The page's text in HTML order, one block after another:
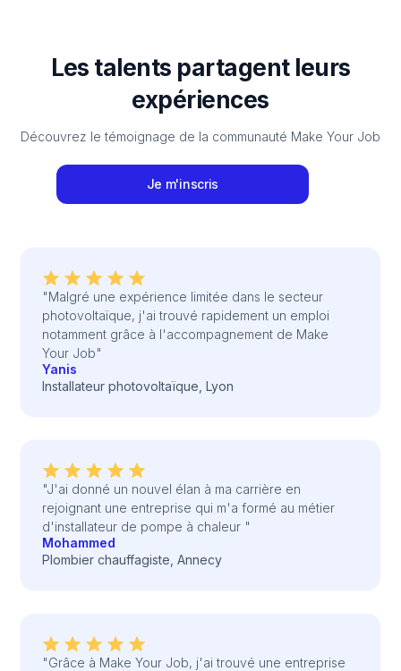
Les talents partagent leurs
expériences
Découvrez le témoignage de la communauté Make Your Job
Je m'inscris
"Malgré une expérience limitée dans le secteur
photovoltaïque, j'ai trouvé rapidement un emploi
notamment grâce à l'accompagnement de Make
Your Job"
Yanis
Installateur photovoltaïque, Lyon
"J'ai donné un nouvel élan à ma carrière en
rejoignant une entreprise qui m'a formé au métier
d'installateur de pompe à chaleur "
Mohammed
Plombier chauffagiste, Annecy
"Grâce à Make Your Job, j'ai trouvé une entreprise